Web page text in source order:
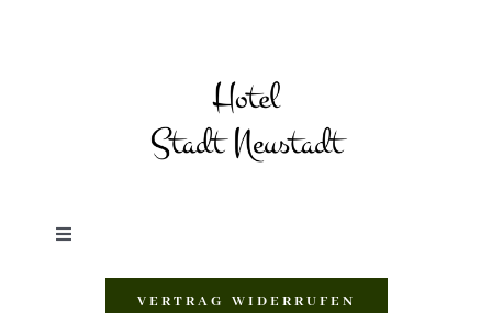
Toggle
VERTRAG WIDERRUFEN